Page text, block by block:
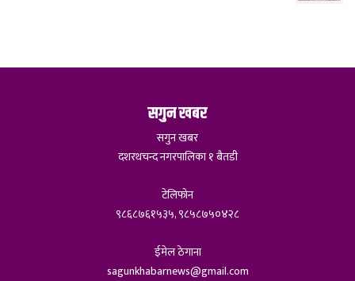
सगुन खबर
सगुन खबर
दशरथचन्द नगरपालिका १ बैतडी
टेलिफोन
९८६८७६१५३५, ९८५८७५०४२८
ईमेल ठेगाना
sagunkhabarnews@gmail.com